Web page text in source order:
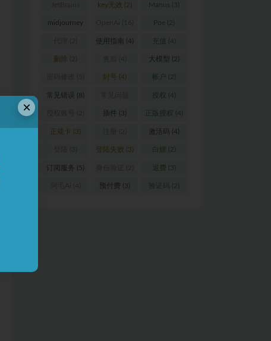
(15)
key无效 (2) Manus (3)
midjourney Poe (2)
使用指南 (4) 充值 (4)
删除 (2) 大模型 (2)
封号 (4) 帐户 (2)
常见错误 (8)
(16)
授权 (4)
插件 (3) 正版授权 (4)
正规卡 (3) 激活码 (4)
登陆失败 (3) 白嫖 (2)
订阅服务 (5) 退费 (3)
预付费 (3) 验证码 (2)
×